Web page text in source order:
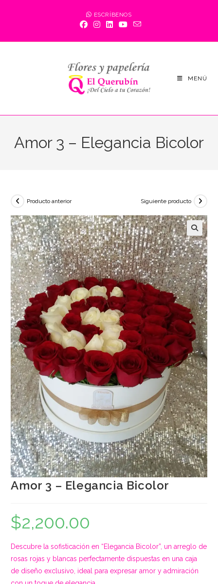
ESCRÍBENOS
MENÚ
Amor 3 – Elegancia Bicolor
Producto anterior Siguiente producto
Amor 3 – Elegancia Bicolor
$2,200.00
Descubre la sofisticación en “Elegancia Bicolor”, un arreglo de
rosas rojas y blancas perfectamente dispuestas en una caja
de diseño exclusivo, ideal para expresar amor y admiración